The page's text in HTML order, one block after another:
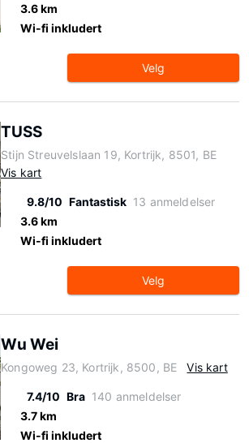
3.6 km
Wi-fi inkludert
Velg
TUSS
Stijn Streuvelslaan 19, Kortrijk, 8501, BE
Vis kart
9.8/10 Fantastisk 13 anmeldelser
3.6 km
Wi-fi inkludert
Velg
Wu Wei
Kongoweg 23, Kortrijk, 8500, BE Vis kart
7.4/10 Bra 140 anmeldelser
3.7 km
Wi-fi inkludert